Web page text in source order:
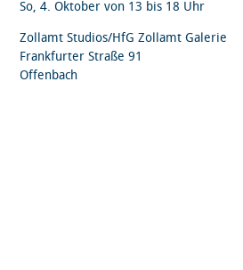
So, 4. Oktober von 13 bis 18 Uhr
Zollamt Studios/HfG Zollamt Galerie
Frankfurter Straße 91
Offenbach